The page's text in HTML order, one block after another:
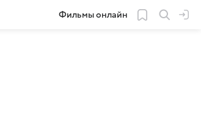
Фильмы онлайн